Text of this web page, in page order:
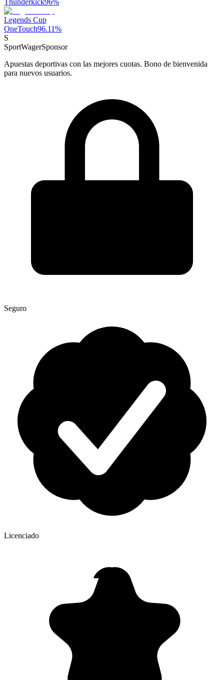
Legends Cup
OneTouch96.11%
S
SportWagerSponsor
Apuestas deportivas con las mejores cuotas. Bono de bienvenida
para nuevos usuarios.
Seguro
Licenciado